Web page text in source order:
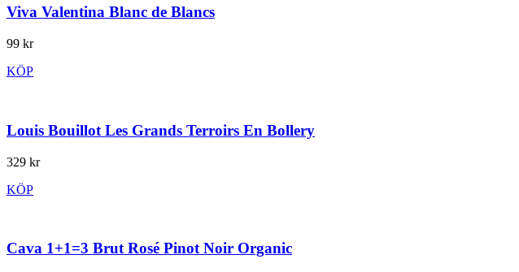
Viva Valentina Blanc de Blancs
99 kr
KÖP
Louis Bouillot Les Grands Terroirs En Bollery
329 kr
KÖP
Cava 1+1=3 Brut Rosé Pinot Noir Organic